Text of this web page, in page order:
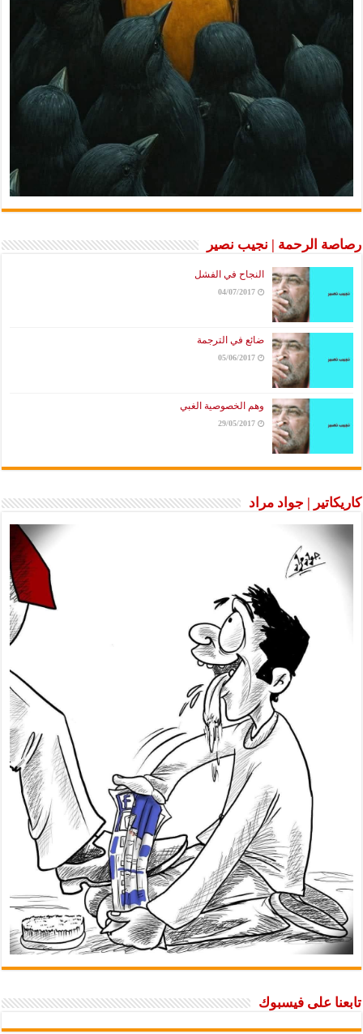
رصاصة الرحمة | نجيب نصير
النجاح في الفشل
04/07/2017
ضائع في الترجمة
05/06/2017
وهم الخصوصية الغبي
29/05/2017
كاريكاتير | جواد مراد
تابعنا على فيسبوك